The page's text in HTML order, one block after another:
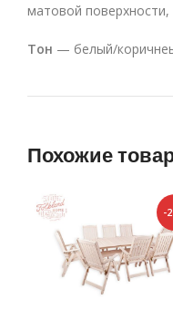
матовой поверхности,
Тон — белый/
Похожие
-